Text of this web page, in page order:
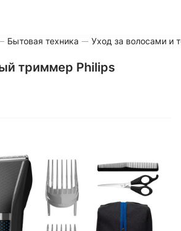
Бытовая техника Уход за волосами и
триммер Philips